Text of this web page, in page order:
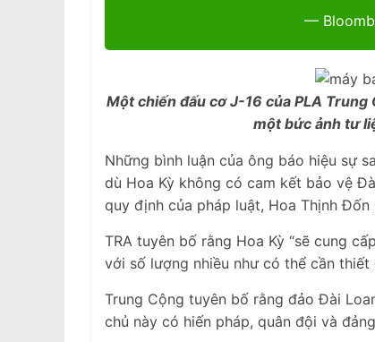
—
Một chiến đấu cơ J-16 của PLA
một bức ảnh tư
Những bình luận của ông báo hiệu sự
dù Hoa Kỳ không có cam kết bảo vệ
quy định của pháp luật, Hoa Thịnh
TRA tuyên bố rằng Hoa Kỳ “sẽ cung
với số lượng nhiều như có thể cần
Trung Cộng tuyên bố rằng đảo Đài
chủ này có hiến pháp, quân đội và